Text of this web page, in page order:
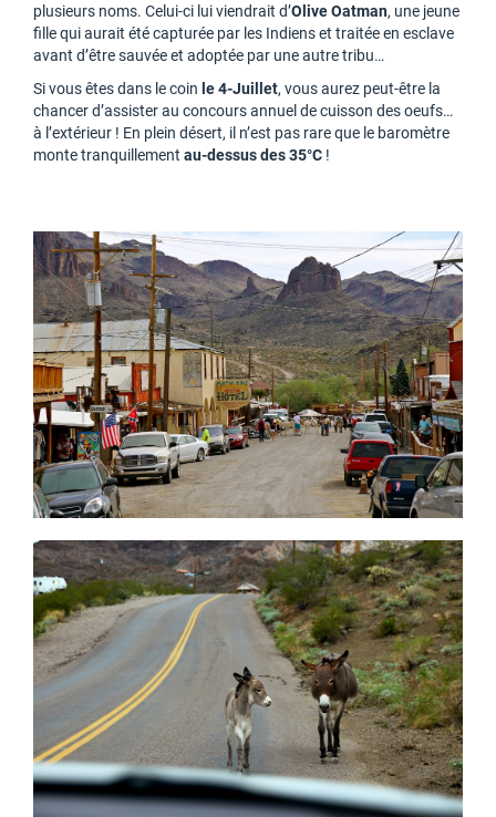
plusieurs noms. Celui-ci lui viendrait d’Olive Oatman, une jeune
fille qui aurait été capturée par les Indiens et traitée en esclave
avant d’être sauvée et adoptée par une autre tribu…
Si vous êtes dans le coin le 4-Juillet, vous aurez peut-être la
chancer d’assister au concours annuel de cuisson des oeufs…
à l’extérieur ! En plein désert, il n’est pas rare que le baromètre
monte tranquillement au-dessus des 35°C !